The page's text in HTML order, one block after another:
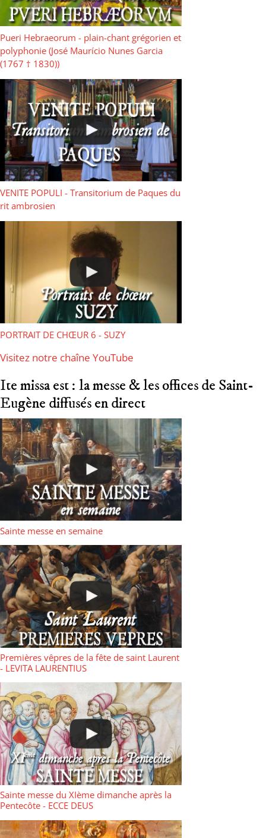
Pueri Hebraeorum - plain-chant grégorien et
polyphonie (José Maurício Nunes Garcia
(1767 † 1830))
VENITE POPULI - Transitorium de Paques du
rit ambrosien
PORTRAIT DE CHŒUR 6 - SUZY
Visitez notre chaîne YouTube
Ite missa est : la messe & les offices de Saint-
Eugène diffusés en direct
Sainte messe en semaine
Premières vêpres de la fête de saint Laurent
- LEVITA LAURENTIUS
Sainte messe du XIème dimanche après la
Pentecôte - ECCE DEUS